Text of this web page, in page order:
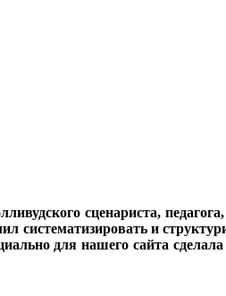
сценариста,
и
для нашего сайта